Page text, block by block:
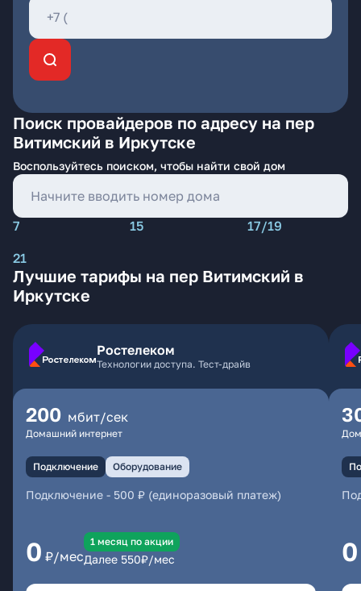
Поиск провайдеров по адресу на пер
Витимский в Иркутске
Воспользуйтесь поиском, чтобы найти свой дом
7 15
17/19
21
Лучшие тарифы на пер Витимский в
Иркутске
Ростелеком
Технологии доступа. Тест-драйв
200 мбит/сек
Домашний интернет
Подключение Оборудование
Подключение - 500 ₽ (единоразовый платеж)
0 ₽/мес
1 месяц по акции
Далее 550₽/мес 0